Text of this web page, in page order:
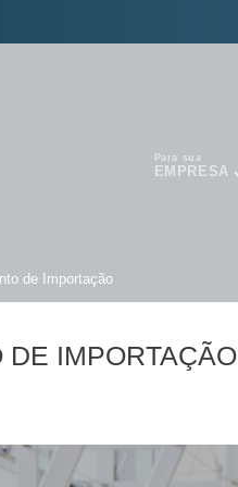
Para sua
EMPRESA
de Importação
IMPORTAÇÃO